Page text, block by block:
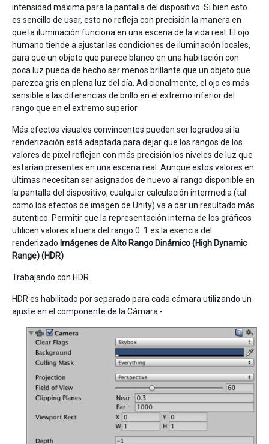
intensidad máxima para la pantalla del dispositivo. Si bien esto
es sencillo de usar, esto no refleja con precisión la manera en
que la iluminación funciona en una escena de la vida real. El ojo
humano tiende a ajustar las condiciones de iluminación locales,
para que un objeto que parece blanco en una habitación con
poca luz pueda de hecho ser menos brillante que un objeto que
parezca gris en plena luz del día. Adicionalmente, el ojo es más
sensible a las diferencias de brillo en el extremo inferior del
rango que en el extremo superior.
Más efectos visuales convincentes pueden ser logrados si la
renderización está adaptada para dejar que los rangos de los
valores de píxel reflejen con más precisión los niveles de luz que
estarían presentes en una escena real. Aunque estos valores en
ultimas necesitan ser asignados de nuevo al rango disponible en
la pantalla del dispositivo, cualquier calculación intermedia (tal
como los efectos de imagen de Unity) va a dar un resultado más
autentico. Permitir que la representación interna de los gráficos
utilicen valores afuera del rango 0..1 es la esencia del
renderizado Imágenes de Alto Rango Dinámico (High Dynamic
Range) (HDR)
Trabajando con HDR
HDR es habilitado por separado para cada cámara utilizando un
ajuste en el componente de la Cámara:-